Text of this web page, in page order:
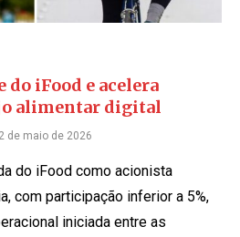
do iFood e acelera
alimentar digital
de maio de 2026
do iFood como acionista
com participação inferior a 5%,
iniciada entre as